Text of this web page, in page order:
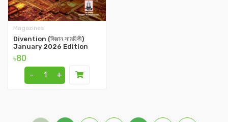
Magazines
Divention (বিজ্ঞান সাময়িকী)
January 2026 Edition
৳80
-
+